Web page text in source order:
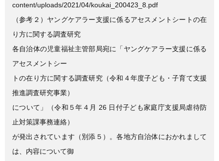
content/uploads/2021/04/koukai_200423_8.pdf
（参考２）ヤングケアラー支援に係るアセスメントシートの在
り方に関する調査研究
各自治体の児童福祉主管部局宛に「ヤングケアラー支援に係る
アセスメントシー
トの在り方に関する調査研究（令和４年度子ども・子育て支援
推進調査研究事業）
について」（令和５年４月 26 日付子ども家庭庁支援局虐待防
止対策課事務連絡）
が発出されています（別添５）。各地方自治体におかれまして
は、内容について御